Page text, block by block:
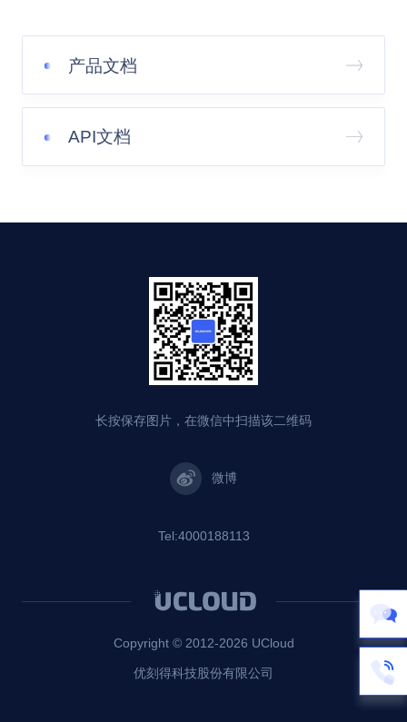
产品文档
API文档
长按保存图片，在微信中扫描该二维码
微博
Tel:4000188113
Copyright © 2012-2026 UCloud
优刻得科技股份有限公司